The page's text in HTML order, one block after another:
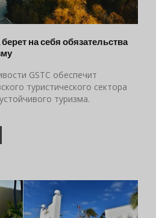
на себя обязательства
GSTC обеспечит
туристического сектора
туризма.